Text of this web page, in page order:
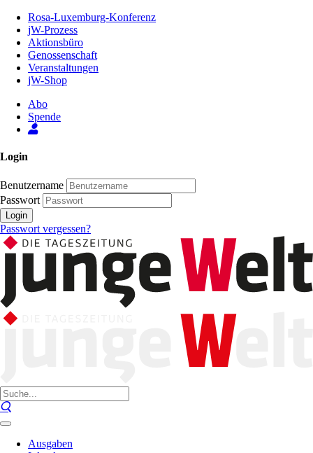
Inhalt
Seite
Rosa-Luxemburg-Konferenz
jW-Prozess
Aktionsbüro
Genossenschaft
Veranstaltungen
jW-Shop
Abo
Spende
Login
Benutzername
Passwort
Login
Passwort vergessen?
Ausgaben